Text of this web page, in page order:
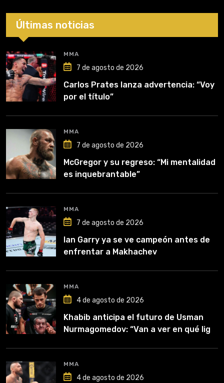
Últimas noticias
MMA
7 de agosto de 2026
Carlos Prates lanza advertencia: “Voy
por el título”
MMA
7 de agosto de 2026
McGregor y su regreso: “Mi mentalidad
es inquebrantable”
MMA
7 de agosto de 2026
Ian Garry ya se ve campeón antes de
enfrentar a Makhachev
MMA
4 de agosto de 2026
Khabib anticipa el futuro de Usman
Nurmagomedov: “Van a ver en qué liga
MMA
4 de agosto de 2026